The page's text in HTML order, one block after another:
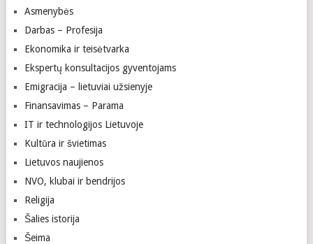
Asmenybės
Darbas – Profesija
Ekonomika ir teisėtvarka
Ekspertų konsultacijos gyventojams
Emigracija – lietuviai užsienyje
Finansavimas – Parama
IT ir technologijos Lietuvoje
Kultūra ir švietimas
Lietuvos naujienos
NVO, klubai ir bendrijos
Religija
Šalies istorija
Šeima